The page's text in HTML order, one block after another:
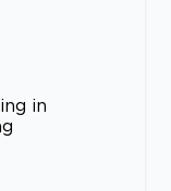
in